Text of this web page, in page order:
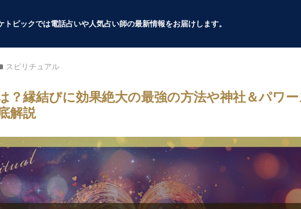
スピリチュアル
？縁結びに効果絶大の最強の方法や神社＆パワ
解説